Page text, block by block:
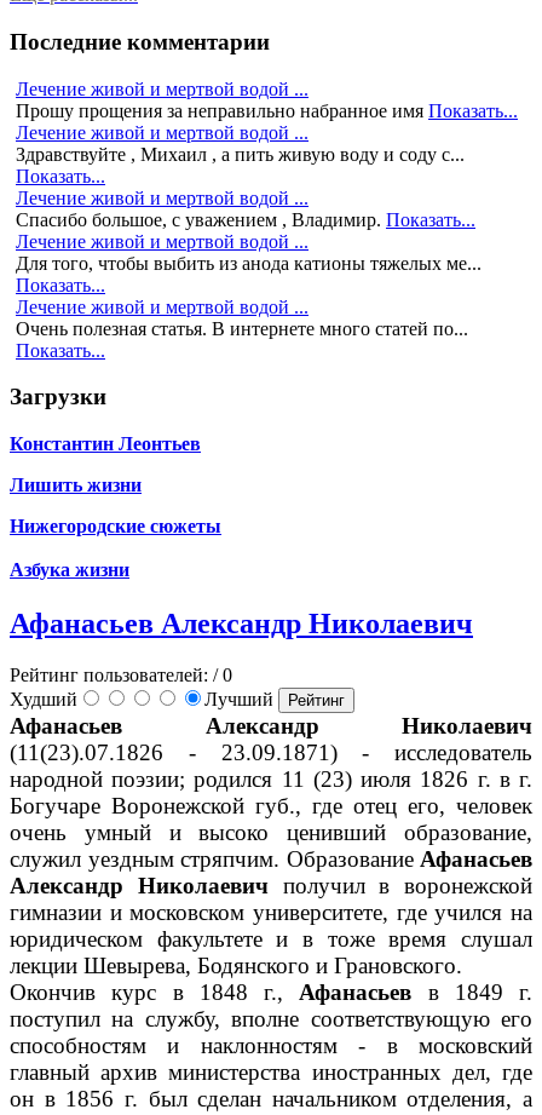
Последние комментарии
Лечение живой и мертвой водой ...
Прошу прощения за неправильно набранное имя Показать...
Лечение живой и мертвой водой ...
Здравствуйте , Михаил , а пить живую воду и соду с...
Показать...
Лечение живой и мертвой водой ...
Спасибо большое, с уважением , Владимир. Показать...
Лечение живой и мертвой водой ...
Для того, чтобы выбить из анода катионы тяжелых ме...
Показать...
Лечение живой и мертвой водой ...
Очень полезная статья. В интернете много статей по...
Показать...
Загрузки
Константин Леонтьев
Лишить жизни
Нижегородские сюжеты
Азбука жизни
Афанасьев Александр Николаевич
Рейтинг пользователей: / 0
Худший
Лучший
Афанасьев Александр Николаевич
(11(23).07.1826 - 23.09.1871) - исследователь
народной поэзии; родился 11 (23) июля 1826 г. в г.
Богучаре Воронежской губ., где отец его, человек
очень умный и высоко ценивший образование,
служил уездным стряпчим. Образование Афанасьев
Александр Николаевич получил в воронежской
гимназии и московском университете, где учился на
юридическом факультете и в тоже время слушал
лекции Шевырева, Бодянского и Грановского.
Окончив курс в 1848 г., Афанасьев в 1849 г.
поступил на службу, вполне соответствующую его
способностям и наклонностям - в московский
главный архив министерства иностранных дел, где
он в 1856 г. был сделан начальником отделения, а